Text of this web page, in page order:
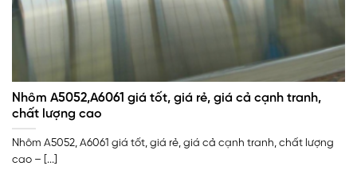
Nhôm A5052,A6061 giá tốt, giá rẻ, giá cả cạnh tranh,
chất lượng cao
Nhôm A5052, A6061 giá tốt, giá rẻ, giá cả cạnh tranh, chất lượng
cao – [...]